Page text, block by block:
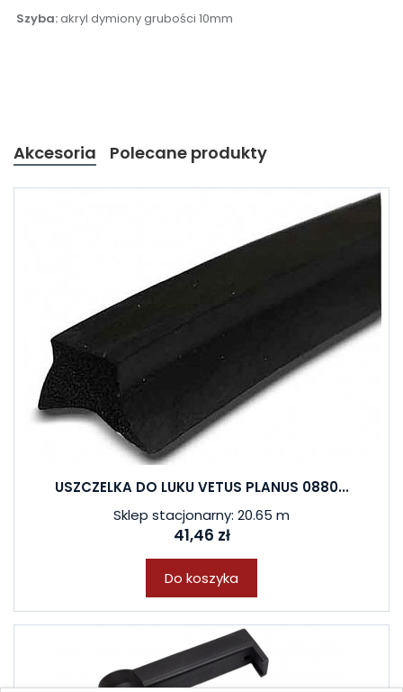
Szyba:akryl dymiony grubości 10mm
Akcesoria Polecane produkty
USZCZELKA DO LUKU VETUS PLANUS 0880...
Sklep stacjonarny: 20.65 m
41,46 zł
Do koszyka